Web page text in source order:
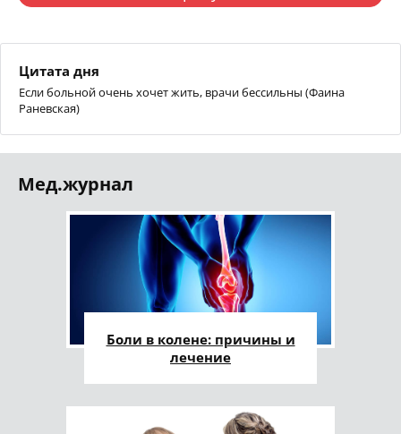
Цитата дня
Если больной очень хочет жить, врачи бессильны (Фаина
Раневская)
Мед.журнал
Боли в колене: причины и
лечение